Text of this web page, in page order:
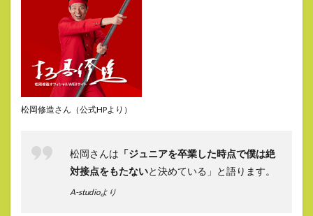
松岡修造さん（公式HPより）
松岡さんは 「ジュニアを卒業した時点で僕は絶
対接点をもたないと決めている」と語ります。
A-studioより